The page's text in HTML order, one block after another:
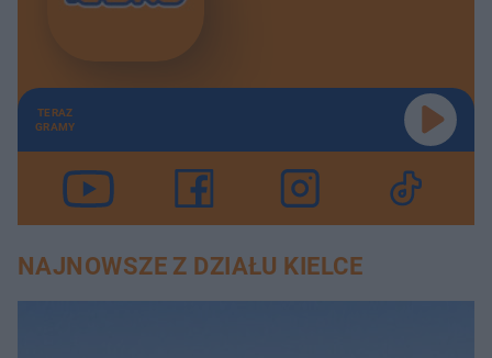
TERAZ
GRAMY
NAJNOWSZE Z DZIAŁU KIELCE